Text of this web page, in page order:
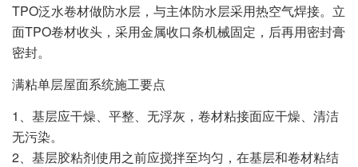
TPO泛水卷材做防水层，与主体防水层采用热空气焊接。立
面TPO卷材收头，采用金属收口条机械固定，后再用密封膏
密封。
满粘单层屋面系统施工要点
1、基层应干燥、平整、无浮灰，卷材粘接面应干燥、清洁
无污染。
2、基层胶粘剂使用之前应搅拌至均匀，在基层和卷材粘结